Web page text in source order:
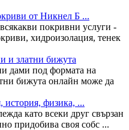
от Никнел Б ...
покривни услуги -
хидроизолация, тенек
и златни бижута
дами под формата на
бижута онлайн може да
история, физика, ...
като всеки друг свързан
придобива своя собс ...